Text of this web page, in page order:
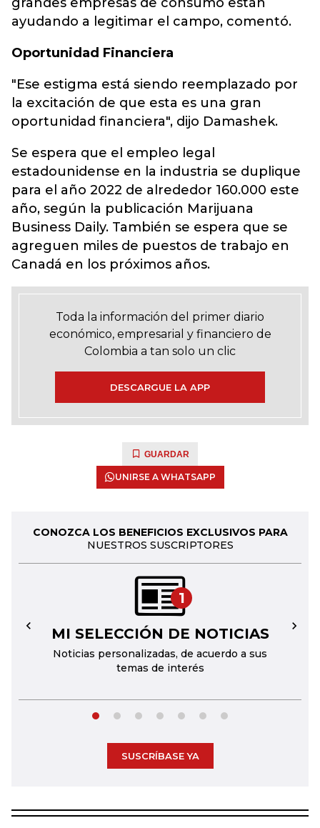
ayudando a legitimar el campo, comentó.
Oportunidad Financiera
"Ese estigma está siendo reemplazado por
la excitación de que esta es una gran
oportunidad financiera", dijo Damashek.
Se espera que el empleo legal
estadounidense en la industria se duplique
para el año 2022 de alrededor 160.000 este
año, según la publicación Marijuana
Business Daily. También se espera que se
agreguen miles de puestos de trabajo en
Canadá en los próximos años.
Toda la información del primer diario
económico, empresarial y financiero de
Colombia a tan solo un clic
DESCARGUE LA APP
GUARDAR
UNIRSE A WHATSAPP
CONOZCA LOS BENEFICIOS EXCLUSIVOS PARA
NUESTROS SUSCRIPTORES
1
MI SELECCIÓN DE NOTICIAS
Noticias personalizadas, de acuerdo a sus
temas de interés
← →
SUSCRÍBASE YA